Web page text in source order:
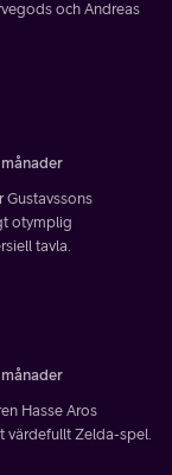
och Andreas
Gustavssons
otymplig
tavla.
Hasse Aros
värdefullt Zelda-spel.